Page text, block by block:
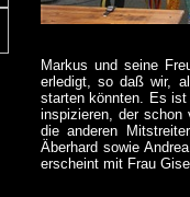
Markus und seine
erledigt, so daß wir,
starten könnten. Es
inspizieren, der schon
die anderen
Äberhard sowie
erscheint mit Frau